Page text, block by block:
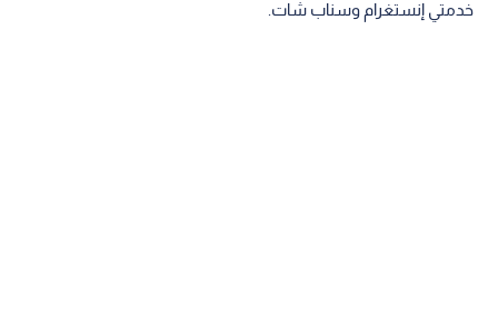
خدمتي إنستغرام وسناب شات.